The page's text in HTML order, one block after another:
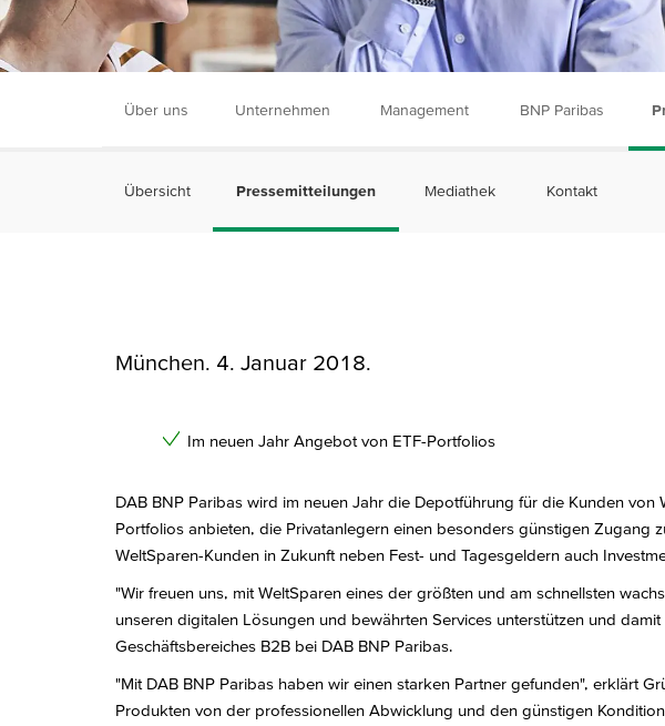
Über uns Unternehmen Management BNP Paribas
Übersicht Pressemitteilungen Mediathek Kontakt
München. 4. Januar 2018.
Im neuen Jahr Angebot von ETF-Portfolios
DAB BNP Paribas wird im neuen Jahr die Depotführung für die Kunden
Portfolios anbieten, die Privatanlegern einen besonders günstigen
WeltSparen-Kunden in Zukunft neben Fest- und Tagesgeldern auch
"Wir freuen uns, mit WeltSparen eines der größten und am schnellsten
unseren digitalen Lösungen und bewährten Services unterstützen und
Geschäftsbereiches B2B bei DAB BNP Paribas.
"Mit DAB BNP Paribas haben wir einen starken Partner gefunden", erklärt
Produkten von der professionellen Abwicklung und den günstigen